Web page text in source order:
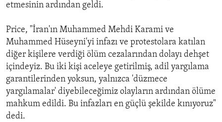
etmesinin ardından geldi.
Price, "İran'ın Muhammed Mehdi Karami ve
Muhammed Hüseyni'yi infazı ve protestolara katılan
diğer kişilere verdiği ölüm cezalarından dolayı dehşet
içindeyiz. Bu iki kişi aceleye getirilmiş, adil yargılama
garantilerinden yoksun, yalnızca 'düzmece
yargılamalar' diyebileceğimiz olayların ardından ölüme
mahkum edildi. Bu infazları en güçlü şekilde kınıyoruz"
dedi.